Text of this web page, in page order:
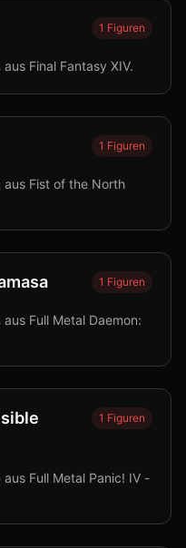
1 Figuren
Final Fantasy XIV.
1 Figuren
aus Fist of the North
1 Figuren
Full Metal Daemon:
1 Figuren
Full Metal Panic! IV -